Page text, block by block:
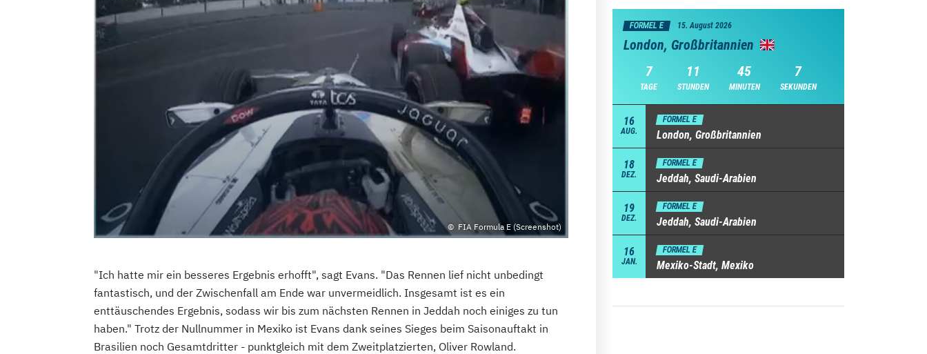
FIA Formula E (Screenshot)
"Ich hatte mir ein besseres Ergebnis erhofft", sagt Evans. "Das Rennen lief nicht unbedingt
fantastisch, und der Zwischenfall am Ende war unvermeidlich. Insgesamt ist es ein
enttäuschendes Ergebnis, sodass wir bis zum nächsten Rennen in Jeddah noch einiges zu tun
haben." Trotz der Nullnummer in Mexiko ist Evans dank seines Sieges beim Saisonauftakt in
Brasilien noch Gesamtdritter - punktgleich mit dem Zweitplatzierten, Oliver Rowland.
FORMEL E 15. August 2026
London, Großbritannien
7
TAGE
11
STUNDEN
45
MINUTEN
6
SEKUNDEN
16
AUG.
FORMEL E
London, Großbritannien
18
DEZ.
FORMEL E
Jeddah, Saudi-Arabien
19
DEZ.
FORMEL E
Jeddah, Saudi-Arabien
16
JAN.
FORMEL E
Mexiko-Stadt, Mexiko